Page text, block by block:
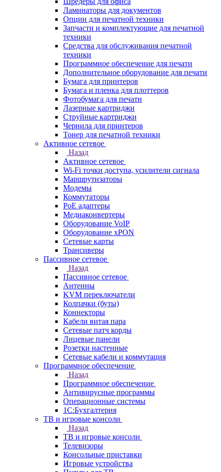
Ламинаторы для документов
Опции для печатной техники
Запчасти и комплектующие для печатной
техники
Средства для обслуживания печатной
техники
Программное обеспечение для печати
Дополнительное оборудование для печати
Бумага для принтеров
Бумага и пленка для плоттеров
Фотобумага для печати
Лазерные картриджи
Струйные картриджи
Чернила для принтеров
Тонер для печатной техники
Активное сетевое
Назад
Активное сетевое
Wi-Fi точки доступа, усилители сигнала
Маршрутизаторы
Модемы
Коммутаторы
PoE адаптеры
Медиаконвертеры
Оборудование VoIP
Оборудование xPON
Сетевые карты
Трансиверы
Пассивное сетевое
Назад
Пассивное сетевое
Антенны
KVM переключатели
Колпачки (буты)
Коннекторы
Кабели витая пара
Сетевые патч корды
Лицевые панели
Розетки настенные
Сетевые кабели и коммутация
Программное обеспечение
Назад
Программное обеспечение
Антивирусные программы
Операционные системы
1С:Бухгалтерия
ТВ и игровые консоли
Назад
ТВ и игровые консоли
Телевизоры
Консольные приставки
Игровые устройства